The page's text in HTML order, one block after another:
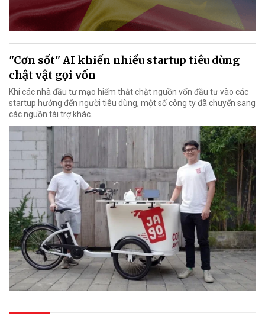
"Cơn sốt" AI khiến nhiều startup tiêu dùng
chật vật gọi vốn
Khi các nhà đầu tư mạo hiểm thắt chặt nguồn vốn đầu tư vào các
startup hướng đến người tiêu dùng, một số công ty đã chuyển sang
các nguồn tài trợ khác.